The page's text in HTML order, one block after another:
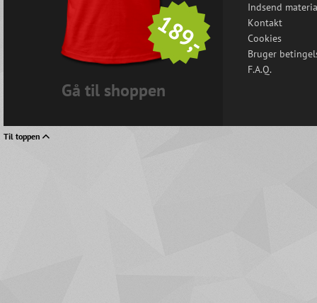
189,-
Gå til shoppen
Indsend
Kontakt
Cookies
Bruger
F.A.Q.
Til toppen